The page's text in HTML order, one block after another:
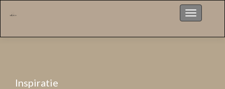
Menu
Inspiratie